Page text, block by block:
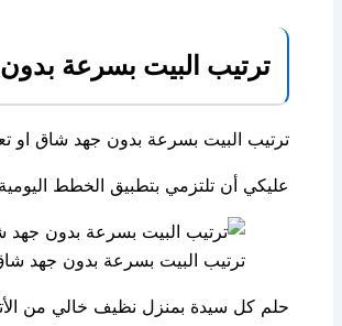
ترتيب البيت بسرعة
ترتيب البيت بسرعة بدون جهد شاق او
عليكي أن تلتزمي بتطبيق الخطط
ترتيب البيت بسرعة بدون جهد
حلم كل سيدة بمنزل نظيف خالي من